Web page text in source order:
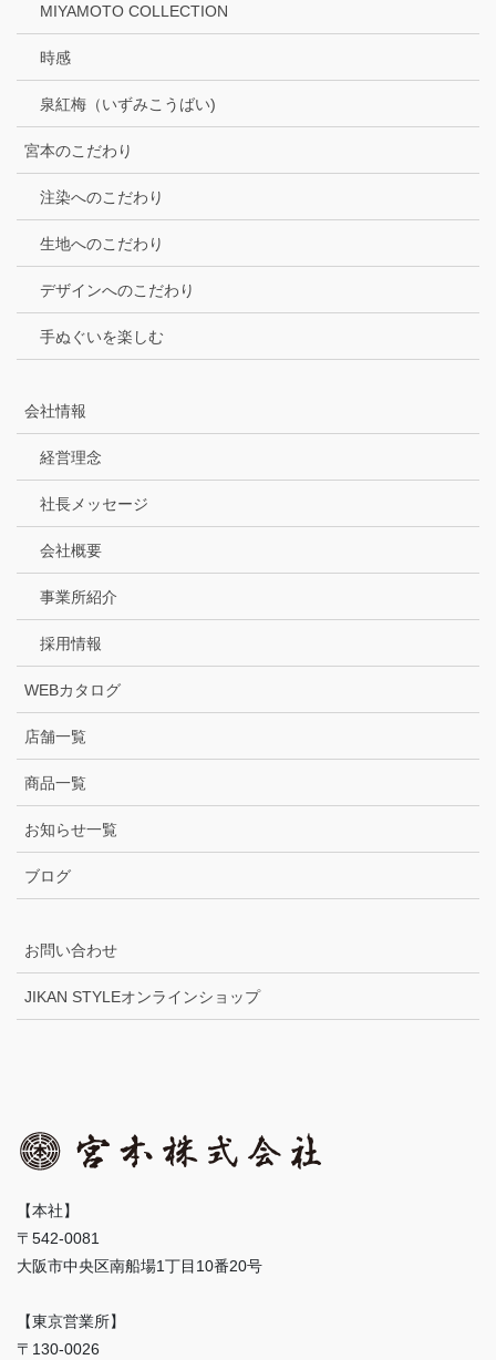
MIYAMOTO COLLECTION
時感
泉紅梅（いずみこうばい)
宮本のこだわり
注染へのこだわり
生地へのこだわり
デザインへのこだわり
手ぬぐいを楽しむ
会社情報
経営理念
社長メッセージ
会社概要
事業所紹介
採用情報
WEBカタログ
店舗一覧
商品一覧
お知らせ一覧
ブログ
お問い合わせ
JIKAN STYLEオンラインショップ
【本社】
〒542-0081
大阪市中央区南船場1丁目10番20号
【東京営業所】
〒130-0026